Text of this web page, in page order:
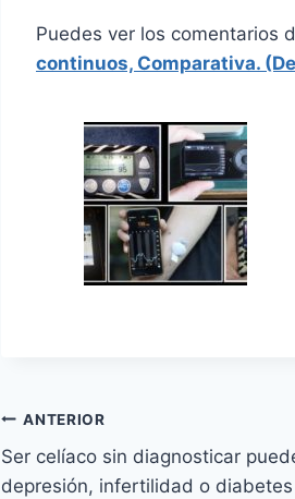
Puedes ver los comentarios
continuos, Comparativa.
Navegación
de
ANTERIOR
Ser celíaco sin diagnosticar
depresión, infertilidad o diabetes